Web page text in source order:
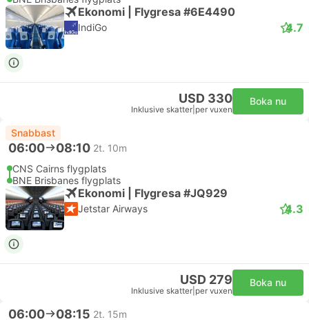
Ekonomi | Flygresa #6E4490
IndiGo 4.7
USD 330
Inklusive skatter per vuxen
Boka nu
Snabbast
06:00 08:10 2t. 10m
CNS Cairns flygplats
BNE Brisbanes flygplats
Ekonomi | Flygresa #JQ929
Jetstar Airways 4.3
USD 279
Inklusive skatter per vuxen
Boka nu
06:00 08:15 2t. 15m